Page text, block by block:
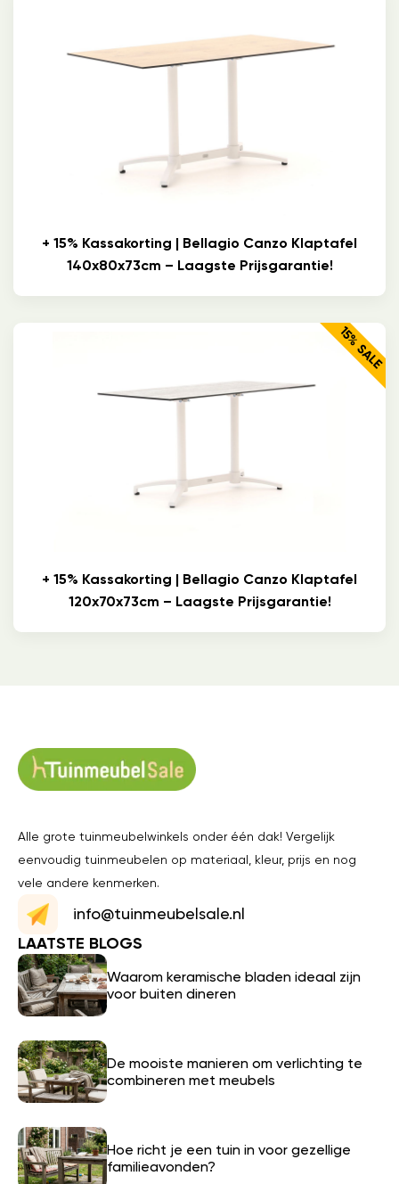
+ 15% Kassakorting | Bellagio Canzo Klaptafel
140x80x73cm – Laagste Prijsgarantie!
15% SALE
+ 15% Kassakorting | Bellagio Canzo Klaptafel
120x70x73cm – Laagste Prijsgarantie!
Alle grote tuinmeubelwinkels onder één dak! Vergelijk
eenvoudig tuinmeubelen op materiaal, kleur, prijs en nog
vele andere kenmerken.
info@tuinmeubelsale.nl
LAATSTE BLOGS
Waarom keramische bladen ideaal zijn
voor buiten dineren
De mooiste manieren om verlichting te
combineren met meubels
Hoe richt je een tuin in voor gezellige
familieavonden?